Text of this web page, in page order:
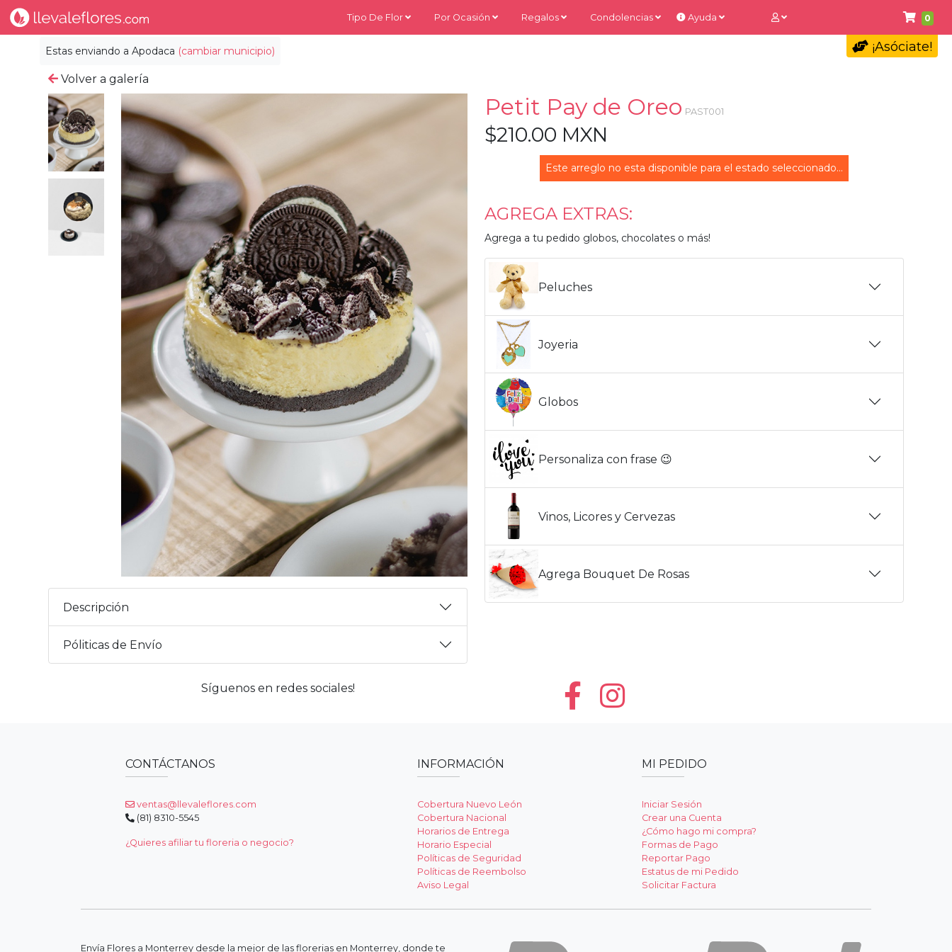
0
Estas enviando a Apodaca (cambiar municipio)
Tipo De Flor Por Ocasión Regalos Condolencias Ayuda
¡Asóciate!
Volver a galería
Descripción
Póliticas de Envío
Petit Pay de Oreo PAST001
$210.00 MXN
Este arreglo no esta disponible para el estado seleccionado...
AGREGA EXTRAS:
Agrega a tu pedido globos, chocolates o más!
Peluches
Joyeria
Globos
Personaliza con frase 😉
Vinos, Licores y Cervezas
Agrega Bouquet De Rosas
Síguenos en redes sociales!
CONTÁCTANOS
ventas@llevaleflores.com
(81) 8310-5545
¿Quieres afiliar tu floreria o negocio?
INFORMACIÓN
Cobertura Nuevo León
Cobertura Nacional
Horarios de Entrega
Horario Especial
Políticas de Seguridad
Políticas de Reembolso
Aviso Legal
MI PEDIDO
Iniciar Sesión
Crear una Cuenta
¿Cómo hago mi compra?
Formas de Pago
Reportar Pago
Estatus de mi Pedido
Solicitar Factura
Envía Flores a Monterrey desde la mejor de las florerias en Monterrey, donde te